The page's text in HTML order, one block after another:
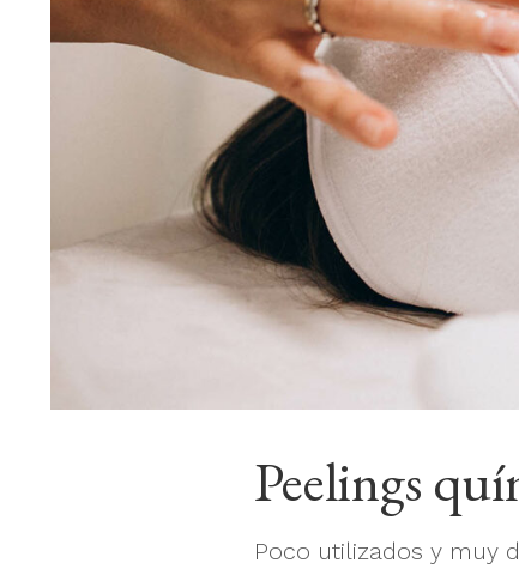
Peelings
Poco utilizados y muy